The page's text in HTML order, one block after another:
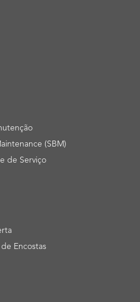
(SBM)
de Serviço
Encostas